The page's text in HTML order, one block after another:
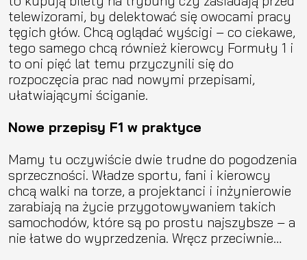
telewizorami, by delektować się owocami pracy
tęgich głów. Chcą oglądać wyścigi – co ciekawe,
tego samego chcą również kierowcy Formuły 1 i
to oni pięć lat temu przyczynili się do
rozpoczęcia prac nad nowymi przepisami,
ułatwiającymi ściganie.
Nowe przepisy F1 w praktyce
Mamy tu oczywiście dwie trudne do pogodzenia
sprzeczności. Władze sportu, fani i kierowcy
chcą walki na torze, a projektanci i inżynierowie
zarabiają na życie przygotowywaniem takich
samochodów, które są po prostu najszybsze – a
nie łatwe do wyprzedzenia. Wręcz przeciwnie…